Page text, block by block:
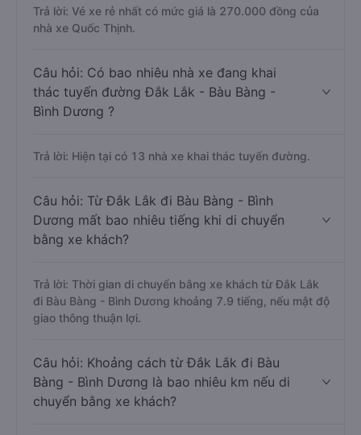
Trả lời: Vé xe rẻ nhất có mức giá là 270.000 đồng của
nhà xe Quốc Thịnh.
Câu hỏi: Có bao nhiêu nhà xe đang khai
thác tuyến đường Đắk Lắk - Bàu Bàng -
Bình Dương ?
Trả lời: Hiện tại có 13 nhà xe khai thác tuyến đường.
Câu hỏi: Từ Đắk Lắk đi Bàu Bàng - Bình
Dương mất bao nhiêu tiếng khi di chuyển
bằng xe khách?
Trả lời: Thời gian di chuyển bằng xe khách từ Đắk Lắk
đi Bàu Bàng - Bình Dương khoảng 7.9 tiếng, nếu mật độ
giao thông thuận lợi.
Câu hỏi: Khoảng cách từ Đắk Lắk đi Bàu
Bàng - Bình Dương là bao nhiêu km nếu di
chuyển bằng xe khách?